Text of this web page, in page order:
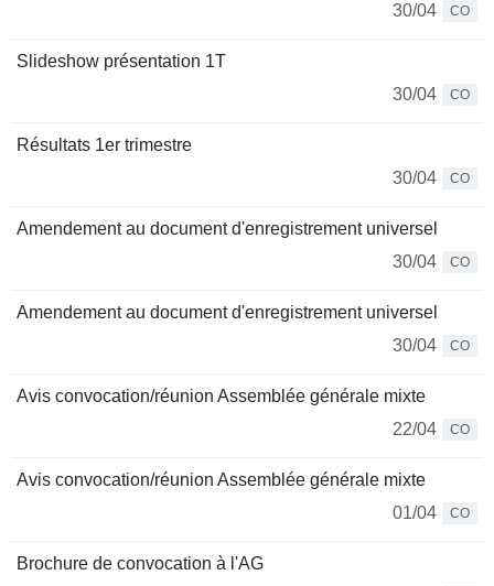
30/04
CO
Slideshow présentation 1T
30/04
CO
Résultats 1er trimestre
30/04
CO
Amendement au document d'enregistrement universel
30/04
CO
Amendement au document d'enregistrement universel
30/04
CO
Avis convocation/réunion Assemblée générale mixte
22/04
CO
Avis convocation/réunion Assemblée générale mixte
01/04
CO
Brochure de convocation à l'AG